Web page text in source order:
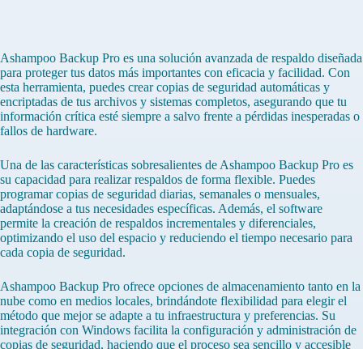
Ashampoo Backup Pro es una solución avanzada de respaldo diseñada
para proteger tus datos más importantes con eficacia y facilidad. Con
esta herramienta, puedes crear copias de seguridad automáticas y
encriptadas de tus archivos y sistemas completos, asegurando que tu
información crítica esté siempre a salvo frente a pérdidas inesperadas o
fallos de hardware.
Una de las características sobresalientes de Ashampoo Backup Pro es
su capacidad para realizar respaldos de forma flexible. Puedes
programar copias de seguridad diarias, semanales o mensuales,
adaptándose a tus necesidades específicas. Además, el software
permite la creación de respaldos incrementales y diferenciales,
optimizando el uso del espacio y reduciendo el tiempo necesario para
cada copia de seguridad.
Ashampoo Backup Pro ofrece opciones de almacenamiento tanto en la
nube como en medios locales, brindándote flexibilidad para elegir el
método que mejor se adapte a tu infraestructura y preferencias. Su
integración con Windows facilita la configuración y administración de
copias de seguridad, haciendo que el proceso sea sencillo y accesible